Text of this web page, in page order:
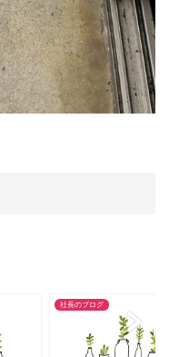
社長のブログ